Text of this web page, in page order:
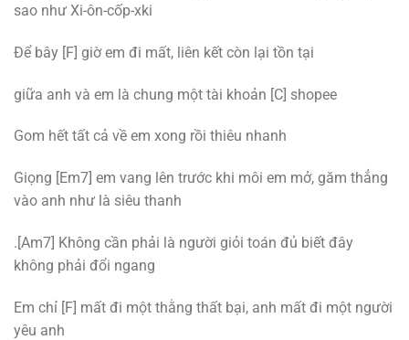
sao như Xi-ôn-cốp-xki
Để bây [F] giờ em đi mất, liên kết còn lại tồn tại
giữa anh và em là chung một tài khoản [C] shopee
Gom hết tất cả về em xong rồi thiêu nhanh
Giọng [Em7] em vang lên trước khi môi em mở, găm thẳng
vào anh như là siêu thanh
.[Am7] Không cần phải là người giỏi toán đủ biết đây
không phải đổi ngang
Em chỉ [F] mất đi một thằng thất bại, anh mất đi một người
yêu anh